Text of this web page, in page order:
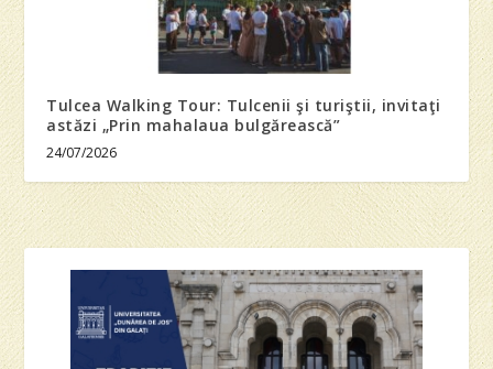
Tulcea Walking Tour: Tulcenii şi turiştii, invitaţi
astăzi „Prin mahalaua bulgărească”
24/07/2026